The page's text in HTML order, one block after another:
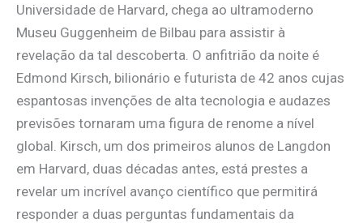
Universidade de Harvard, chega ao ultramoderno
Museu Guggenheim de Bilbau para assistir à
revelação da tal descoberta. O anfitrião da noite é
Edmond Kirsch, bilionário e futurista de 42 anos cujas
espantosas invenções de alta tecnologia e audazes
previsões tornaram uma figura de renome a nível
global. Kirsch, um dos primeiros alunos de Langdon
em Harvard, duas décadas antes, está prestes a
revelar um incrível avanço científico que permitirá
responder a duas perguntas fundamentais da